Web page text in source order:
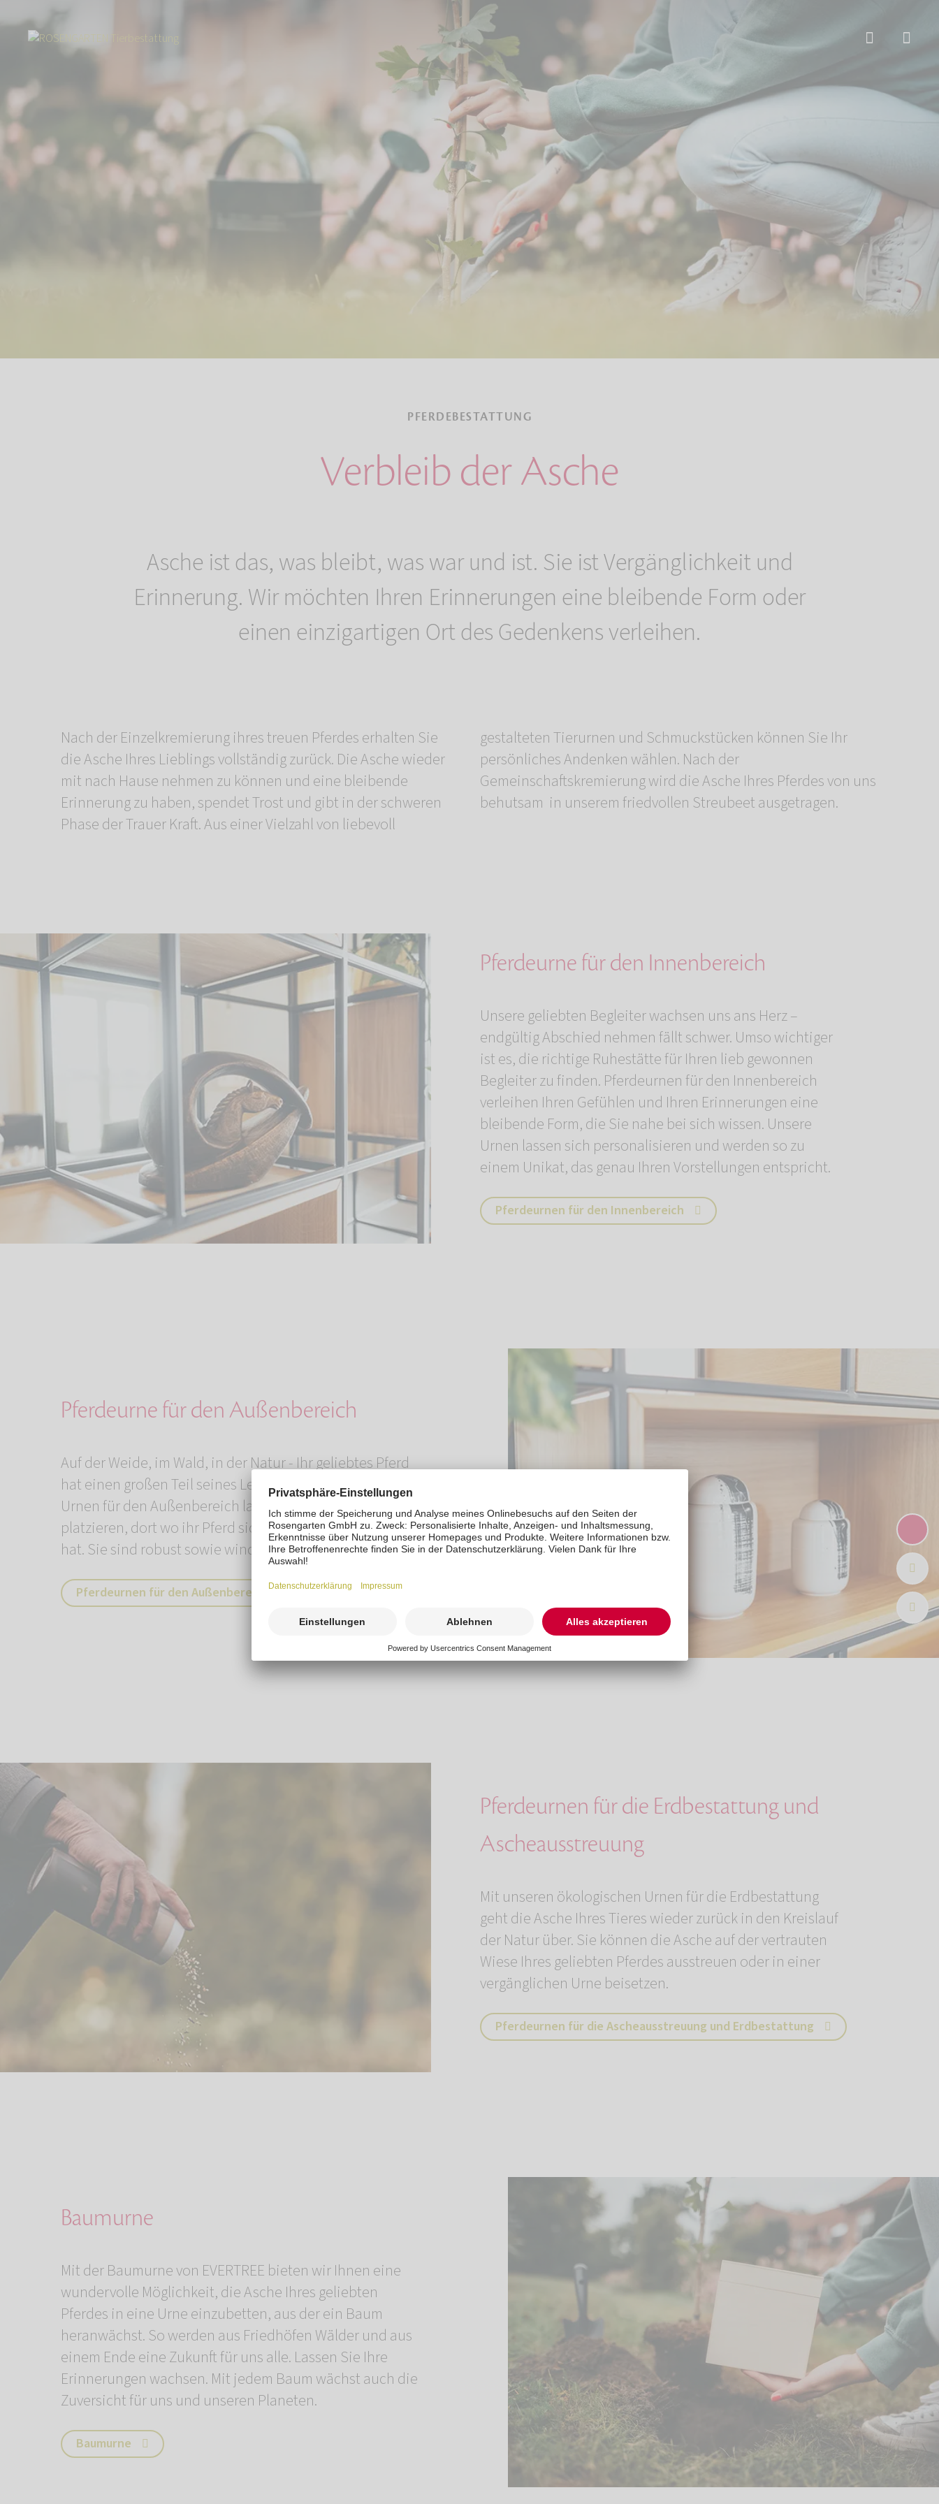
Start
PFERDEBESTATTUNG
Verbleib der Asche
Asche ist das, was bleibt, was war und ist. Sie ist Vergänglichkeit und
Erinnerung. Wir möchten Ihren Erinnerungen eine bleibende Form oder
einen einzigartigen Ort des Gedenkens verleihen.
Nach der Einzelkremierung ihres treuen Pferdes erhalten Sie
die Asche Ihres Lieblings vollständig zurück. Die Asche wieder
mit nach Hause nehmen zu können und eine bleibende
Erinnerung zu haben, spendet Trost und gibt in der schweren
Phase der Trauer Kraft. Aus einer Vielzahl von liebevoll
gestalteten Tierurnen und Schmuckstücken können Sie Ihr
persönliches Andenken wählen. Nach der
Gemeinschaftskremierung wird die Asche Ihres Pferdes von uns
behutsam in unserem friedvollen Streubeet ausgetragen.
Pferdeurne für den Innenbereich
Unsere geliebten Begleiter wachsen uns ans Herz –
endgültig Abschied nehmen fällt schwer. Umso wichtiger
ist es, die richtige Ruhestätte für Ihren lieb gewonnen
Begleiter zu finden. Pferdeurnen für den Innenbereich
verleihen Ihren Gefühlen und Ihren Erinnerungen eine
bleibende Form, die Sie nahe bei sich wissen. Unsere
Urnen lassen sich personalisieren und werden so zu
einem Unikat, das genau Ihren Vorstellungen entspricht.
Pferdeurnen für den Innenbereich
Pferdeurne für den Außenbereich
Auf der Weide, im Wald, in der Natur - Ihr geliebtes Pferd
hat einen großen Teil seines Lebens im Freien verbracht.
Urnen für den Außenbereich lassen sich im Freien
platzieren, dort wo ihr Pferd sich am wohlsten gefühlt
hat. Sie sind robust sowie wind- und wetterbeständig
Pferdeurnen für den Außenbereich
Pferdeurnen für die Erdbestattung und
Ascheausstreuung
Mit unseren ökologischen Urnen für die Erdbestattung
geht die Asche Ihres Tieres wieder zurück in den Kreislauf
der Natur über. Sie können die Asche auf der vertrauten
Wiese Ihres geliebten Pferdes ausstreuen oder in einer
vergänglichen Urne beisetzen.
Pferdeurnen für die Ascheausstreuung und Erdbestattung
Baumurne
Mit der Baumurne von EVERTREE bieten wir Ihnen eine
wundervolle Möglichkeit, die Asche Ihres geliebten
Pferdes in eine Urne einzubetten, aus der ein Baum
heranwächst. So werden aus Friedhöfen Wälder und aus
einem Ende eine Zukunft für uns alle. Lassen Sie Ihre
Erinnerungen wachsen. Mit jedem Baum wächst auch die
Zuversicht für uns und unseren Planeten.
Baumurne